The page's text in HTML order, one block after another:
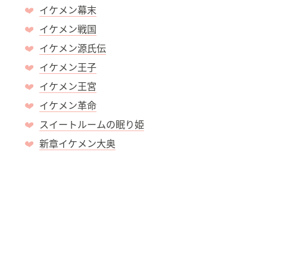
イケメン幕末
イケメン戦国
イケメン源氏伝
イケメン王子
イケメン王宮
イケメン革命
スイートルームの眠り姫
新章イケメン大奥